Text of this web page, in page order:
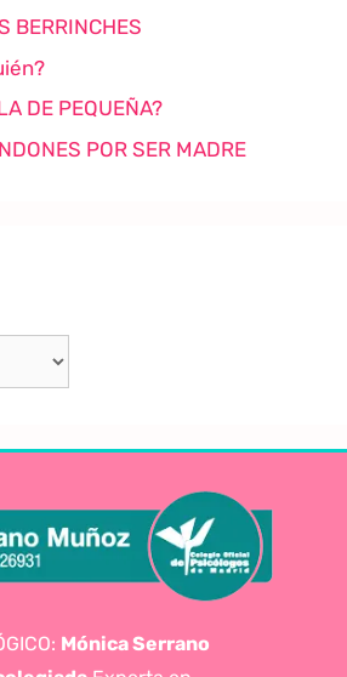
BERRINCHES
DE PEQUEÑA?
POR SER MADRE
Mónica Serrano